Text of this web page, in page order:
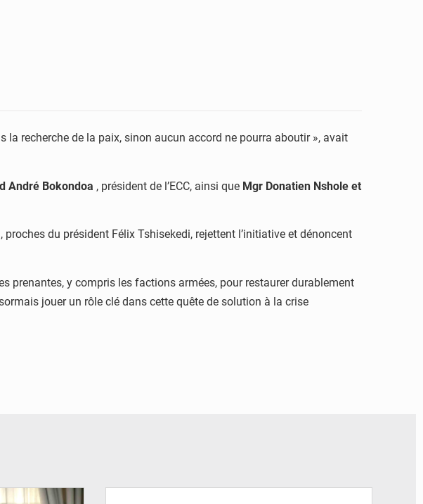
recherche de la paix, sinon aucun accord ne pourra aboutir », avait
André Bokondoa , président de l’ECC, ainsi que Mgr Donatien Nshole et
, proches du président Félix Tshisekedi, rejettent l’initiative et dénoncent
prenantes, y compris les factions armées, pour restaurer durablement
jouer un rôle clé dans cette quête de solution à la crise